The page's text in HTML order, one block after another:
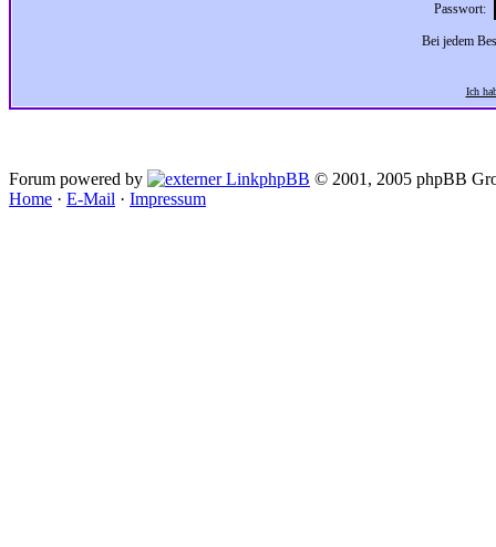
Passwort:
Bei jedem
Ich
Forum powered by phpBB © 2001, 2005 phpBB
Home · E-Mail · Impressum